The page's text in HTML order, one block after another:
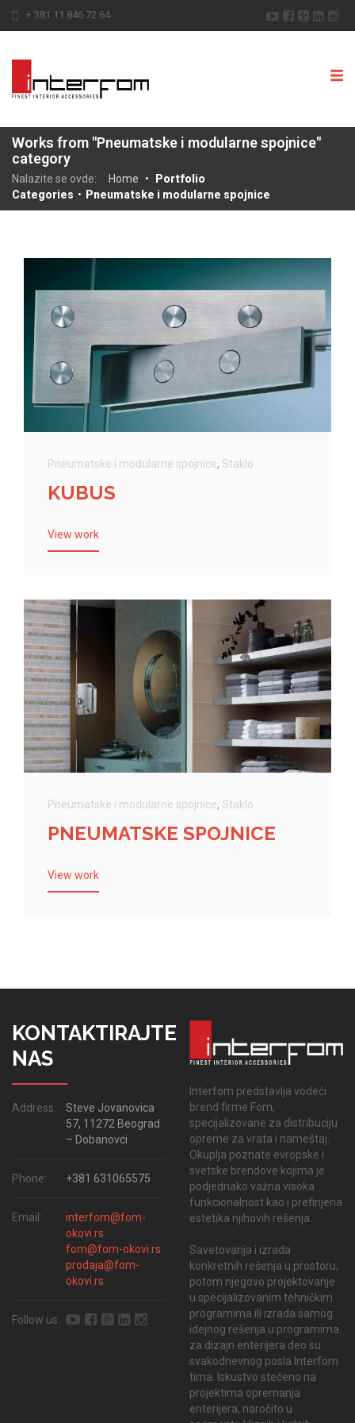
+ 381 11 846 72 64
Works from "Pneumatske i modularne spojnice"
category
Nalazite se ovde: Home •
Portfolio
Categories • Pneumatske i modularne spojnice
Pneumatske i modularne spojnice, Staklo
KUBUS
View work
Pneumatske i modularne spojnice, Staklo
PNEUMATSKE SPOJNICE
View work
KONTAKTIRAJTE
NAS
Address:
Steve Jovanovica
57, 11272 Beograd
– Dobanovci
Phone: +381 631065575
Email:
interfom@fom-
okovi.rs
fom@fom-okovi.rs
prodaja@fom-
okovi.rs
Follow us:
Interfom predstavlja vodeći
brend firme Fom,
specijalizovane za distribuciju
opreme za vrata i nameštaj.
Okuplja poznate evropske i
svetske brendove kojima je
podjednako važna visoka
funkcionalnost kao i prefinjena
estetika njihovih rešenja.
Savetovanja i izrada
konkretnih rešenja u prostoru,
potom njegovo projektovanje
u specijalizovanim tehničkim
programima ili izrada samog
idejnog rešenja u programima
za dizajn enterijera deo su
svakodnevnog posla Interfom
tima. Iskustvo stečeno na
projektima opremanja
enterijera, naročito u